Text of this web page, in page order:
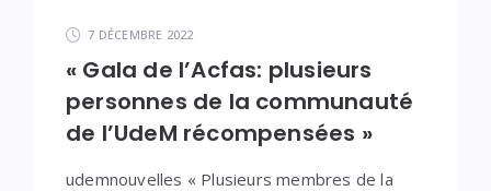
7 DÉCEMBRE 2022
« Gala de l’Acfas: plusieurs
personnes de la communauté
de l’UdeM récompensées »
udemnouvelles « Plusieurs membres de la